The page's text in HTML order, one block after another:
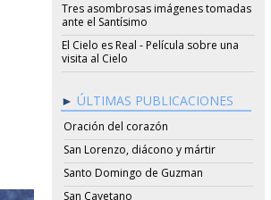
Tres asombrosas imágenes tomadas
ante el Santísimo
El Cielo es Real - Película sobre una
visita al Cielo
ÚLTIMAS PUBLICACIONES
Oración del corazón
San Lorenzo, diácono y mártir
Santo Domingo de Guzman
San Cayetano